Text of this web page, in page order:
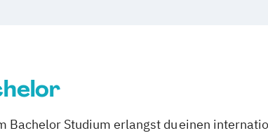
Bachelor Studium erlangst du einen